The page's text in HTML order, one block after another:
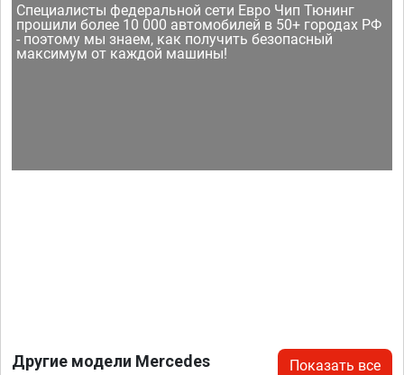
Специалисты федеральной сети Евро Чип Тюнинг
прошили более 10 000 автомобилей в 50+ городах РФ
- поэтому мы знаем, как получить безопасный
максимум от каждой машины!
Другие модели Mercedes Показать все